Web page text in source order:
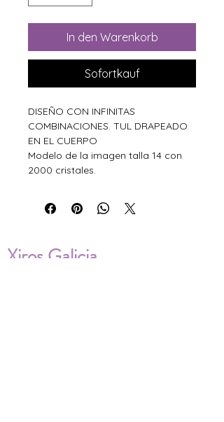
In den Warenkorb
Sofortkauf
DISEÑO CON INFINITAS
COMBINACIONES. TUL DRAPEADO
EN EL CUERPO
Modelo de la imagen talla 14 con
2000 cristales.
Xiros Galicia